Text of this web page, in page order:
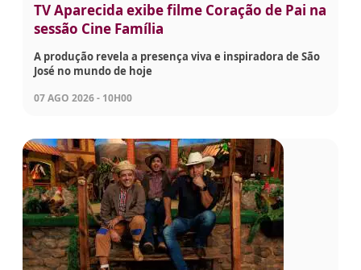
TV Aparecida exibe filme Coração de Pai na
sessão Cine Família
A produção revela a presença viva e inspiradora de São
José no mundo de hoje
07 AGO 2026 - 10H00